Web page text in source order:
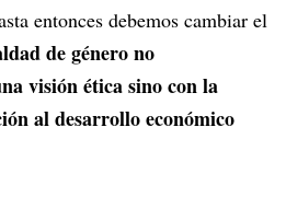
entonces debemos cambiar el
de género no
visión ética sino con la
al desarrollo económico